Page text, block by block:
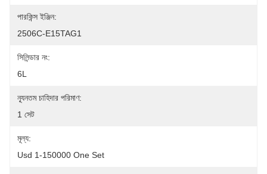
পারকিন্স ইঞ্জিন:
2506C-E15TAG1
সিলিন্ডার নং:
6L
ন্যূনতম চাহিদার পরিমাণ:
1 সেট
মূল্য:
Usd 1-150000 One Set